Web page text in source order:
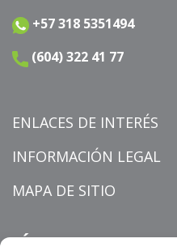
+57 318 5351494
(604) 322 41 77
ENLACES DE INTERÉS
INFORMACIÓN LEGAL
MAPA DE SITIO